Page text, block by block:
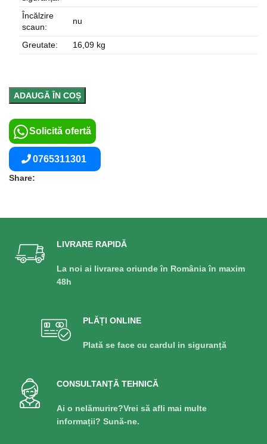
Încălzire
scaun:
nu
Greutate: 16,09 kg
ADAUGĂ ÎN COȘ
Solicită ofertă
0765311301
Share:
LIVRARE RAPIDĂ
La noi ai livrarea oriunde în România în maxim
48h
PLĂȚI ONLINE
Plată se face cu cardul in siguranță
CONSULTANȚĂ TEHNICĂ
Ai o nelămurire?Vrei să afli mai multe
informații? Sună-ne.